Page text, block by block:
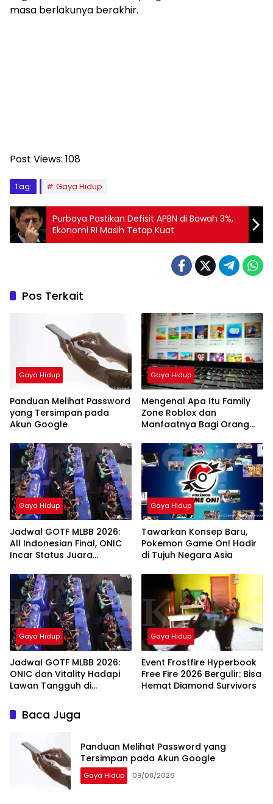
masa berlakunya berakhir.
Post Views: 108
Tag: Gaya Hidup
Purbaya Pastikan Defisit APBN di Bawah 3%,
Ekonomi RI Masih Tetap Kuat
Pos Terkait
Gaya Hidup
Panduan Melihat Password
yang Tersimpan pada
Akun Google
Gaya Hidup
Mengenal Apa Itu Family
Zone Roblox dan
Manfaatnya Bagi Orang
Gaya Hidup
Jadwal GOTF MLBB 2026:
All Indonesian Final, ONIC
Incar Status Juara
Gaya Hidup
Tawarkan Konsep Baru,
Pokemon Game On! Hadir
di Tujuh Negara Asia
Gaya Hidup
Jadwal GOTF MLBB 2026:
ONIC dan Vitality Hadapi
Lawan Tangguh di
Gaya Hidup
Event Frostfire Hyperbook
Free Fire 2026 Bergulir: Bisa
Hemat Diamond Survivors
Baca Juga
Panduan Melihat Password yang
Tersimpan pada Akun Google
Gaya Hidup 09/08/2026